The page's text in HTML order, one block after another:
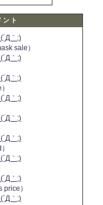
ント
｀;)
sale）
｀;)
｀;)
｀;)
｀;)
｀;)
｀;)
｀;)
price）
｀;)